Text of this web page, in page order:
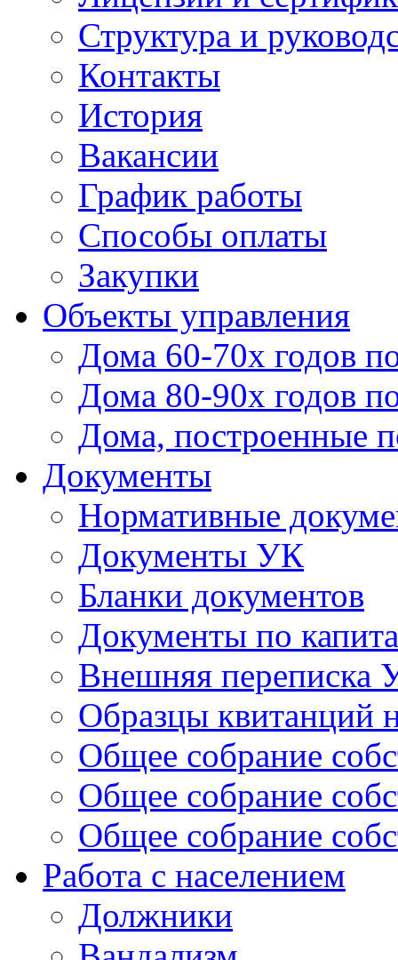
Структура и
Контакты
История
Вакансии
График работы
Способы оплаты
Закупки
Объекты управления
Дома 60-70х годов
Дома 80-90х годов
Дома, построенные
Документы
Нормативные
Документы УК
Бланки документов
Документы по
Внешняя переписка
Образцы квитанций
Общее собрание
Общее собрание
Общее собрание
Работа с населением
Должники